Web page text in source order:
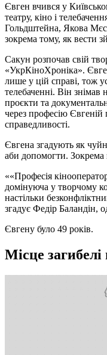
Євген вчився у
театру, кіно і
Гольдштейна, Якова
зокрема тому, як вести
Сакун розпочав свій
«УкрКіноХроніка».
лише у цій справі, тож
телебаченні. Він знімав
проєкти та
через професію Євгеній
справедливості.
Євгена згадують як
аби допомогти. Зокрема
«Професія
домінуюча у творчому
настільки
згадує Федір Баландін,
Євгену було 49 років.
Місце